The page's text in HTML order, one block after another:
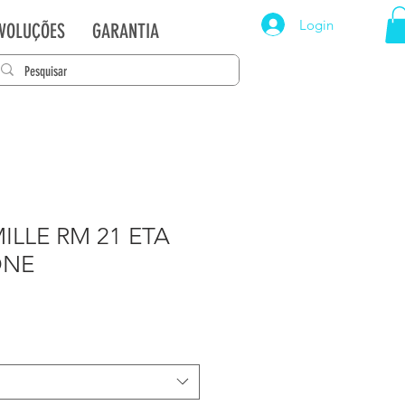
GARANTIA Login
RM 21 ETA